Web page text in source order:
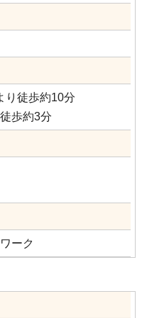
り徒歩約10分
歩約3分
ーク